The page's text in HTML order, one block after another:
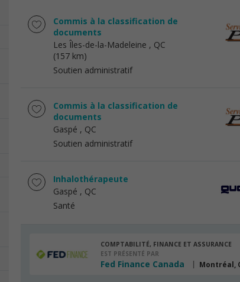
Commis à la classification de
documents
Les Îles-de-la-Madeleine , QC
(157 km)
Soutien administratif
Commis à la classification de
documents
Gaspé , QC
Soutien administratif
Inhalothérapeute
Gaspé , QC
Santé
COMPTABILITÉ, FINANCE ET ASSURANCE
EST PRÉSENTÉ PAR
Fed Finance Canada Montréal,